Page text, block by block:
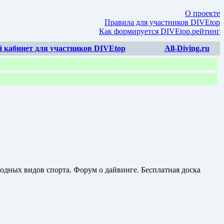
О проекте
Правила для участников DIVEtop
Как формируется DIVEtop.рейтинг
для участников DIVEtop
All-Diving.ru
видов спорта. Форум о дайвинге. Бесплатная доска